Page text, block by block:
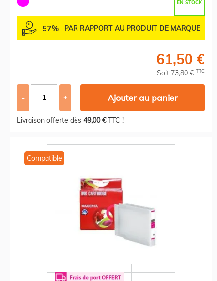
EN STOCK
57% PAR RAPPORT AU PRODUIT DE MARQUE
61,50 €
Soit 73,80 € TTC
- + Ajouter au panier
Livraison offerte dès 49,00 €TTC !
Compatible